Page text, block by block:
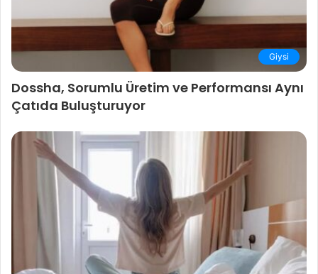
Giysi
Dossha, Sorumlu Üretim ve Performansı Aynı
Çatıda Buluşturuyor